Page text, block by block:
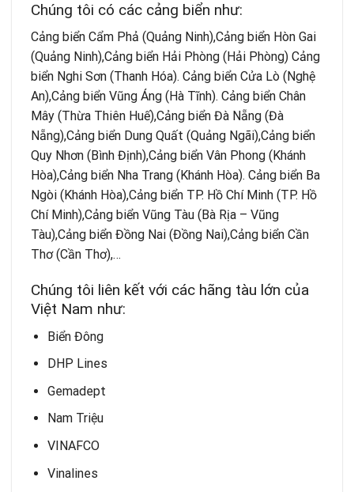
Chúng tôi có các cảng biển như:
Cảng biển Cẩm Phả (Quảng Ninh),Cảng biển Hòn Gai
(Quảng Ninh),Cảng biển Hải Phòng (Hải Phòng) Cảng
biển Nghi Sơn (Thanh Hóa). Cảng biển Cửa Lò (Nghệ
An),Cảng biển Vũng Áng (Hà Tĩnh). Cảng biển Chân
Mây (Thừa Thiên Huế),Cảng biển Đà Nẵng (Đà
Nẵng),Cảng biển Dung Quất (Quảng Ngãi),Cảng biển
Quy Nhơn (Bình Định),Cảng biển Vân Phong (Khánh
Hòa),Cảng biển Nha Trang (Khánh Hòa). Cảng biển Ba
Ngòi (Khánh Hòa),Cảng biển TP. Hồ Chí Minh (TP. Hồ
Chí Minh),Cảng biển Vũng Tàu (Bà Rịa – Vũng
Tàu),Cảng biển Đồng Nai (Đồng Nai),Cảng biển Cần
Thơ (Cần Thơ),…
Chúng tôi liên kết với các hãng tàu lớn của
Việt Nam như:
Biển Đông
DHP Lines
Gemadept
Nam Triệu
VINAFCO
Vinalines